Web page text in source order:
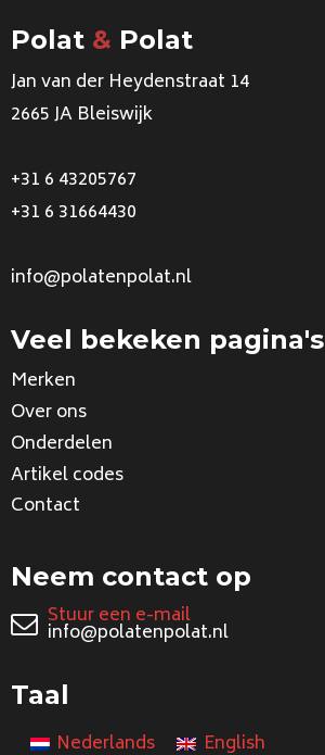
Polat & Polat
Jan van der Heydenstraat 14
2665 JA Bleiswijk
+31 6 43205767
+31 6 31664430
info@polatenpolat.nl
Veel bekeken pagina's
Merken
Over ons
Onderdelen
Artikel codes
Contact
Neem contact op
Stuur een e-mail
info@polatenpolat.nl
Taal
Nederlands English